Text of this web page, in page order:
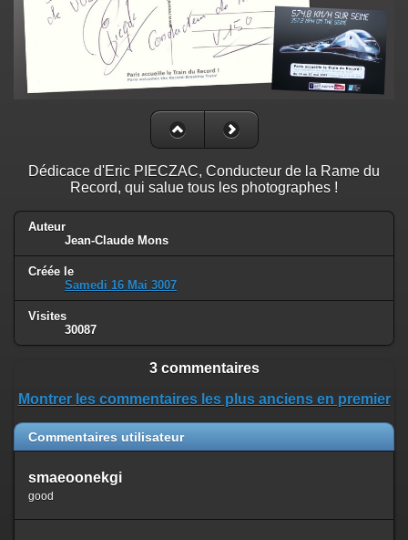
Dédicace d'Eric PIECZAC, Conducteur de la Rame du
Record, qui salue tous les photographes !
Auteur
Jean-Claude Mons
Créée le
Samedi 16 Mai 3007
Visites
30087
3 commentaires
Montrer les commentaires les plus anciens en premier
Commentaires utilisateur
smaeoonekgi
good